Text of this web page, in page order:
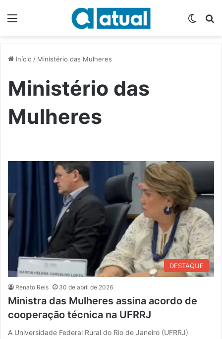
Início / Ministério das Mulheres
Ministério das
Mulheres
DESTAQUE
Renato Reis 30 de abril de 2026
Ministra das Mulheres assina acordo de
cooperação técnica na UFRRJ
A Universidade Federal Rural do Rio de Janeiro (UFRRJ)